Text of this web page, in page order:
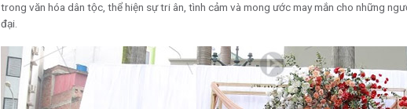
trong văn hóa dân tộc, thể hiện sự tri ân, tình cảm và mong ước may mắn cho những
đại.